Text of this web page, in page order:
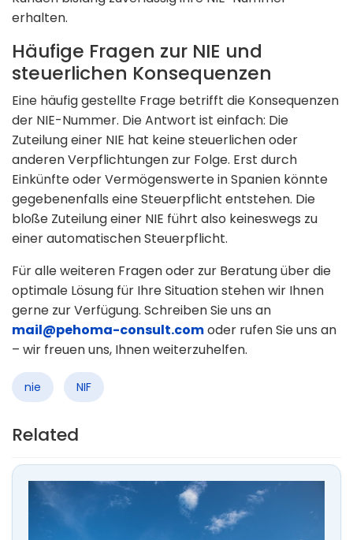
erhalten.
Häufige Fragen zur NIE und
steuerlichen Konsequenzen
Eine häufig gestellte Frage betrifft die Konsequenzen
der NIE-Nummer. Die Antwort ist einfach: Die
Zuteilung einer NIE hat keine steuerlichen oder
anderen Verpflichtungen zur Folge. Erst durch
Einkünfte oder Vermögenswerte in Spanien könnte
gegebenenfalls eine Steuerpflicht entstehen. Die
bloße Zuteilung einer NIE führt also keineswegs zu
einer automatischen Steuerpflicht.
Für alle weiteren Fragen oder zur Beratung über die
optimale Lösung für Ihre Situation stehen wir Ihnen
gerne zur Verfügung. Schreiben Sie uns an
mail@pehoma-consult.comoder rufen Sie uns an
– wir freuen uns, Ihnen weiterzuhelfen.
nie NIF
Related